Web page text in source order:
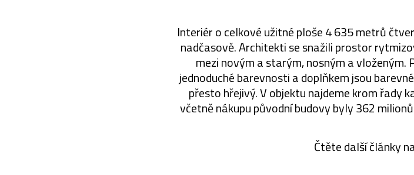
Interiér o celkové užitné ploše 4 635 metrů
nadčasově. Architekti se snažili prostor
mezi novým a starým, nosným a vloženým.
jednoduché barevnosti a doplňkem jsou
přesto hřejivý. V objektu najdeme krom řady
včetně nákupu původní budovy byly 362
Čtěte další články